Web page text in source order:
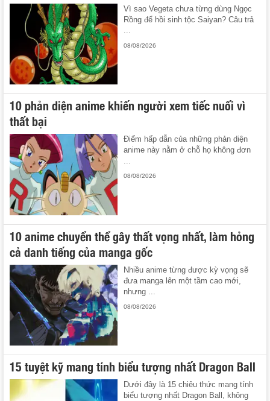
Vì sao Vegeta chưa từng dùng Ngọc
Rồng để hồi sinh tộc Saiyan? Câu trả
08/08/2026
10 phản diện anime khiến người xem tiếc nuối vì
thất bại
Điểm hấp dẫn của những phản diện
anime này nằm ở chỗ họ không đơn
...
08/08/2026
10 anime chuyển thể gây thất vọng nhất, làm hỏng
cả danh tiếng của manga gốc
Nhiều anime từng được kỳ vọng sẽ
đưa manga lên một tầm cao mới,
nhưng ...
08/08/2026
15 tuyệt kỹ mang tính biểu tượng nhất Dragon Ball
Dưới đây là 15 chiêu thức mang tính
biểu tượng nhất Dragon Ball, không